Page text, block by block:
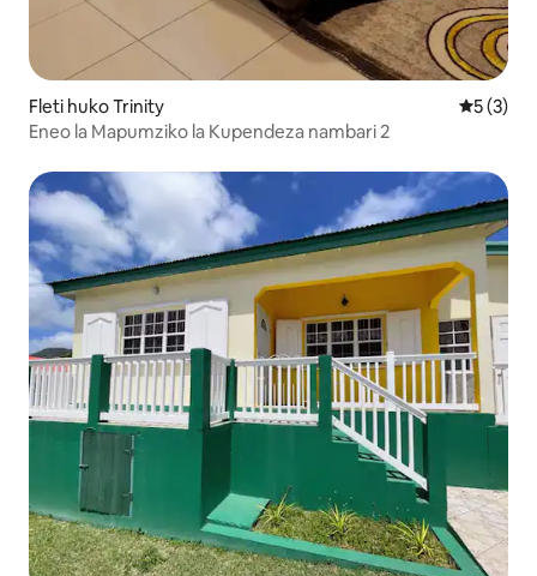
Fleti huko Trinity
5 (3)
Eneo la Mapumziko la Kupendeza nambari 2